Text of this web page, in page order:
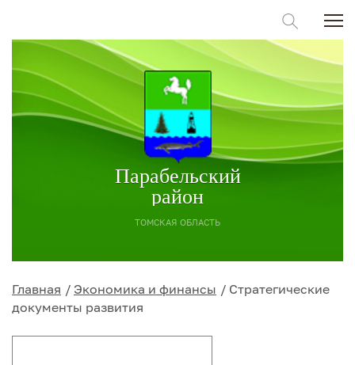
Парабельский
район
ТОМСКАЯ ОБЛАСТЬ
Главная Экономика и финансы
Стратегические
документы развития